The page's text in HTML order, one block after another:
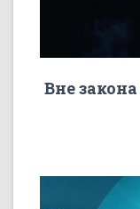
Вне закона